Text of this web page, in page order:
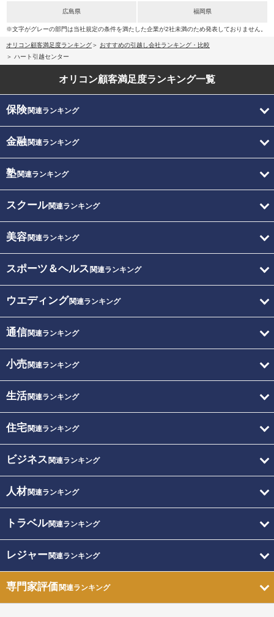
広島県 福岡県
※文字がグレーの部門は当社規定の条件を満たした企業が2社未満のため発表しておりません。
オリコン顧客満足度ランキング
おすすめの引越し会社ランキング・比較
ハート引越センター
オリコン顧客満足度ランキング一覧
保険関連ランキング
金融関連ランキング
塾関連ランキング
スクール関連ランキング
美容関連ランキング
スポーツ＆ヘルス 関連ランキング
ウエディング関連ランキング
通信関連ランキング
小売関連ランキング
生活関連ランキング
住宅関連ランキング
ビジネス 関連ランキング
人材関連ランキング
トラベル関連ランキング
レジャー関連ランキング
専門家評価関連ランキング